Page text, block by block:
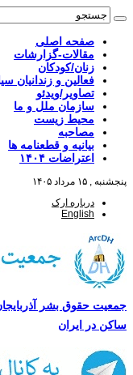
صفحه اصلی
مقالات-گزارشات
زنان/کودکان
فعالین و زندانیان
تصاویر/ویدئو
سازمان ملل و ما
محیط زیست
مصاحبه
بیانیه و قطعنامه ها
اعتراضات ۱۴۰۴
پنجشنبه , ۱۵ مرداد ۱۴۰۵
درباره ارک
English
جمعیت حقوق بشر
ساکن در ایران